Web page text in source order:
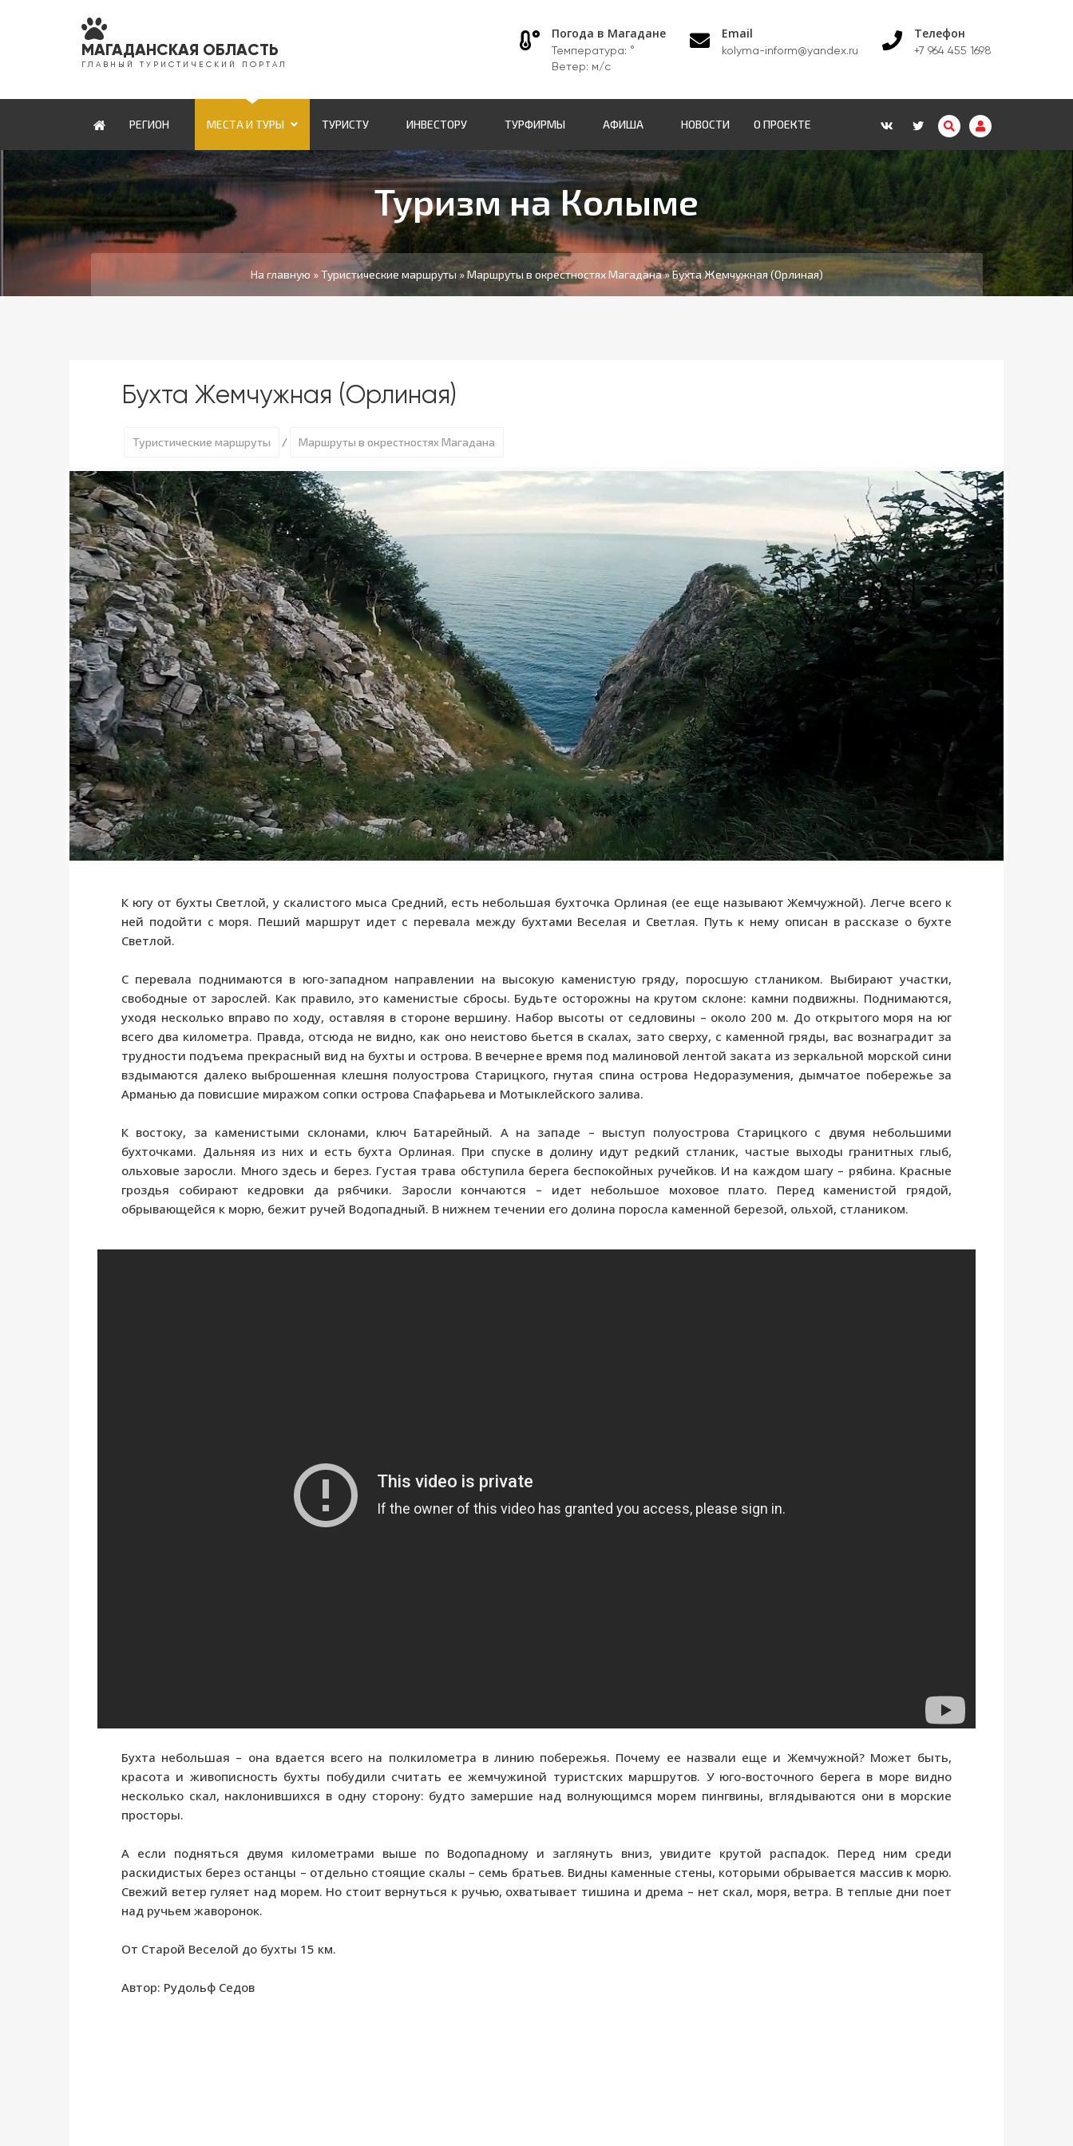
МАГАДАНСКАЯ ОБЛАСТЬ
Г Л А В Н Ы Й Т У Р И С Т И Ч Е С К И Й П О Р Т А Л
Погода в Магадане
Температура: °
Ветер: м/с
Email
kolyma-inform@yandex.ru
Телефон
+7 964 455 1698
РЕГИОН МЕСТА И ТУРЫ ТУРИСТУ ИНВЕСТОРУ ТУРФИРМЫ АФИША НОВОСТИ О ПРОЕКТЕ
Туризм на Колыме
На главную »Туристические маршруты »Маршруты в окрестностях Магадана» Бухта Жемчужная (Орлиная)
Бухта Жемчужная (Орлиная)
Туристические маршруты / Маршруты в окрестностях Магадана
К югу от бухты Светлой, у скалистого мыса Средний, есть небольшая бухточка Орлиная (ее еще называют Жемчужной). Легче всего к
ней подойти с моря. Пеший маршрут идет с перевала между бухтами Веселая и Светлая. Путь к нему описан в рассказе о бухте
Светлой.
С перевала поднимаются в юго-западном направлении на высокую каменистую гряду, поросшую стлаником. Выбирают участки,
свободные от зарослей. Как правило, это каменистые сбросы. Будьте осторожны на крутом склоне: камни подвижны. Поднимаются,
уходя несколько вправо по ходу, оставляя в стороне вершину. Набор высоты от седловины – около 200 м. До открытого моря на юг
всего два километра. Правда, отсюда не видно, как оно неистово бьется в скалах, зато сверху, с каменной гряды, вас вознаградит за
трудности подъема прекрасный вид на бухты и острова. В вечернее время под малиновой лентой заката из зеркальной морской сини
вздымаются далеко выброшенная клешня полуострова Старицкого, гнутая спина острова Недоразумения, дымчатое побережье за
Арманью да повисшие миражом сопки острова Спафарьева и Мотыклейского залива.
К востоку, за каменистыми склонами, ключ Батарейный. А на западе – выступ полуострова Старицкого с двумя небольшими
бухточками. Дальняя из них и есть бухта Орлиная. При спуске в долину идут редкий стланик, частые выходы гранитных глыб,
ольховые заросли. Много здесь и берез. Густая трава обступила берега беспокойных ручейков. И на каждом шагу – рябина. Красные
гроздья собирают кедровки да рябчики. Заросли кончаются – идет небольшое моховое плато. Перед каменистой грядой,
обрывающейся к морю, бежит ручей Водопадный. В нижнем течении его долина поросла каменной березой, ольхой, стлаником.
Бухта небольшая – она вдается всего на полкилометра в линию побережья. Почему ее назвали еще и Жемчужной? Может быть,
красота и живописность бухты побудили считать ее жемчужиной туристских маршрутов. У юго-восточного берега в море видно
несколько скал, наклонившихся в одну сторону: будто замершие над волнующимся морем пингвины, вглядываются они в морские
просторы.
А если подняться двумя километрами выше по Водопадному и заглянуть вниз, увидите крутой распадок. Перед ним среди
раскидистых берез останцы – отдельно стоящие скалы – семь братьев. Видны каменные стены, которыми обрывается массив к морю.
Свежий ветер гуляет над морем. Но стоит вернуться к ручью, охватывает тишина и дрема – нет скал, моря, ветра. В теплые дни поет
над ручьем жаворонок.
От Старой Веселой до бухты 15 км.
Автор: Рудольф Седов